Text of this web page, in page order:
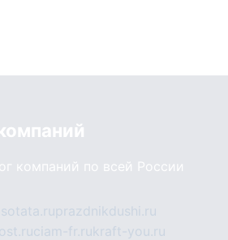
компаний по всей России
prazdnikdushi.ru
ciam-fr.rukraft-you.ru